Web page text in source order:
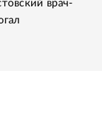
врач-